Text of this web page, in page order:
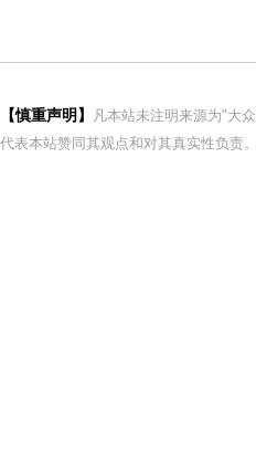
【慎重声明】
凡本站未注明来源为"大
代表本站赞同其观点和对其真实性负责